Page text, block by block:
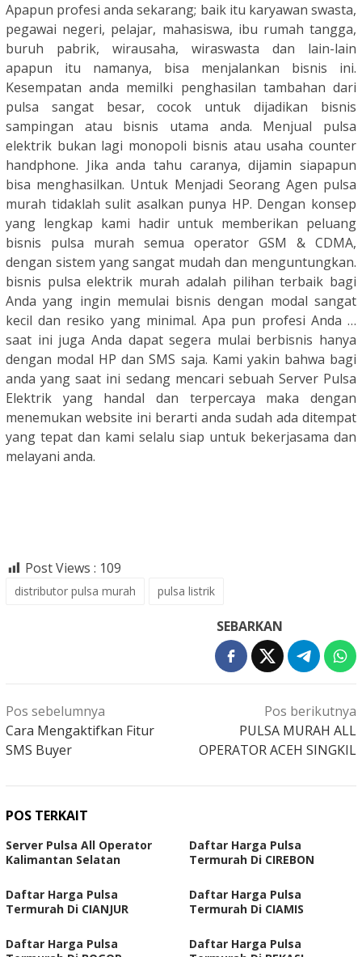
Apapun profesi anda sekarang; baik itu karyawan swasta,
pegawai negeri, pelajar, mahasiswa, ibu rumah tangga,
buruh pabrik, wirausaha, wiraswasta dan lain-lain
apapun itu namanya, bisa menjalankan bisnis ini.
Kesempatan anda memilki penghasilan tambahan dari
pulsa sangat besar, cocok untuk dijadikan bisnis
sampingan atau bisnis utama anda. Menjual pulsa
elektrik bukan lagi monopoli bisnis atau usaha counter
handphone. Jika anda tahu caranya, dijamin siapapun
bisa menghasilkan. Untuk Menjadi Seorang Agen pulsa
murah tidaklah sulit asalkan punya HP. Dengan konsep
yang lengkap kami hadir untuk memberikan peluang
bisnis pulsa murah semua operator GSM & CDMA,
dengan sistem yang sangat mudah dan menguntungkan.
bisnis pulsa elektrik murah adalah pilihan terbaik bagi
Anda yang ingin memulai bisnis dengan modal sangat
kecil dan resiko yang minimal. Apa pun profesi Anda …
saat ini juga Anda dapat segera mulai berbisnis hanya
dengan modal HP dan SMS saja. Kami yakin bahwa bagi
anda yang saat ini sedang mencari sebuah Server Pulsa
Elektrik yang handal dan terpercaya maka dengan
menemukan website ini berarti anda sudah ada ditempat
yang tepat dan kami selalu siap untuk bekerjasama dan
melayani anda.
Post Views : 109
distributor pulsa murah pulsa listrik
SEBARKAN
Navigasi
pos
Pos sebelumnya
Cara Mengaktifkan Fitur
SMS Buyer
Pos berikutnya
PULSA MURAH ALL
OPERATOR ACEH SINGKIL
POS TERKAIT
Server Pulsa All Operator
Kalimantan Selatan
Daftar Harga Pulsa
Termurah Di CIREBON
Daftar Harga Pulsa
Termurah Di CIANJUR
Daftar Harga Pulsa
Termurah Di CIAMIS
Daftar Harga Pulsa
Daftar Harga Pulsa